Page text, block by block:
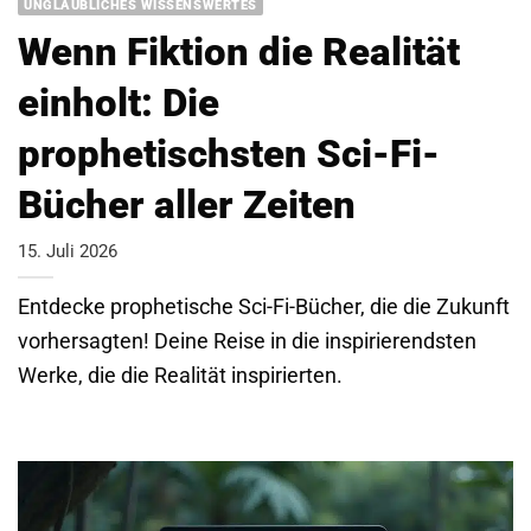
UNGLAUBLICHES WISSENSWERTES
Wenn Fiktion die Realität
einholt: Die
prophetischsten Sci-Fi-
Bücher aller Zeiten
15. Juli 2026
Entdecke prophetische Sci-Fi-Bücher, die die Zukunft
vorhersagten! Deine Reise in die inspirierendsten
Werke, die die Realität inspirierten.